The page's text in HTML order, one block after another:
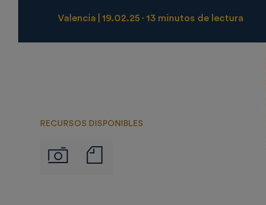
Valencia 19.02.25 13 minutos de lectura
RECURSOS DISPONIBLES
Imágenes
de